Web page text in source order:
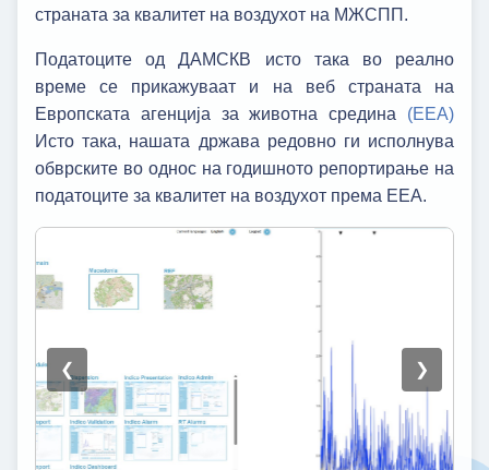
страната за квалитет на воздухот на МЖСПП.
Податоците од ДАМСКВ исто така во реално
време се прикажуваат и на веб страната на
Европската агенција за животна средина (ЕЕА)
Исто така, нашата држава редовно ги исполнува
обврските во однос на годишното репортирање на
податоците за квалитет на воздухот према ЕЕА.
❮ ❯